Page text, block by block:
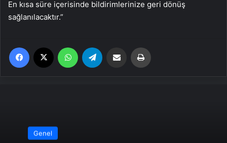
En kısa süre içerisinde bildirimlerinize geri dönüş
sağlanılacaktır.”
Facebook WhatsApp Email'den paylaş
Genel